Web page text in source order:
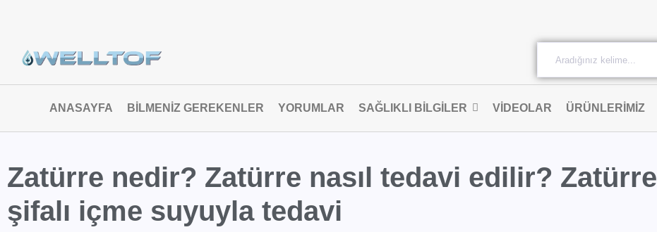
ANASAYFA BILMENIZ GEREKENLER YORUMLAR SAĞLIKLI BILGILER VIDEOLAR ÜRÜNLERIMIZ
Zatürre nedir? Zatürre nasıl tedavi edilir? Zatürre
şifalı içme suyuyla tedavi